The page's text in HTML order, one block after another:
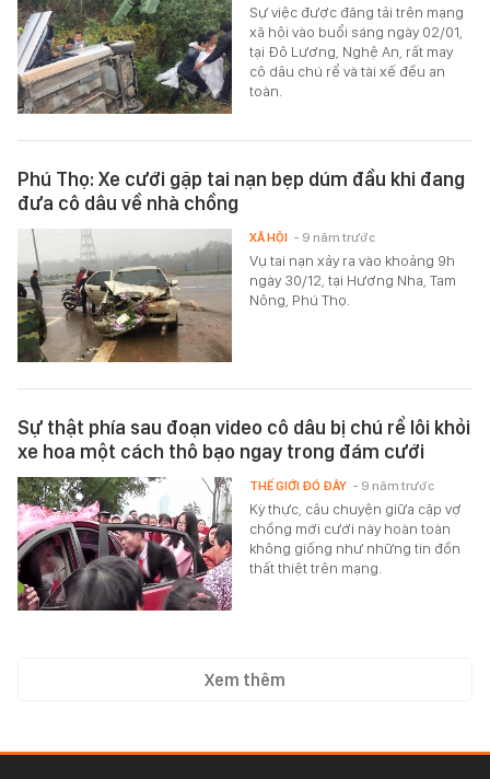
Sự việc được đăng tải trên mạng
xã hội vào buổi sáng ngày 02/01,
tại Đô Lương, Nghệ An, rất may
cô dâu chú rể và tài xế đều an
toàn.
Phú Thọ: Xe cưới gặp tai nạn bẹp dúm đầu khi đang
đưa cô dâu về nhà chồng
Vụ tai nạn xảy ra vào khoảng 9h
ngày 30/12, tại Hương Nha, Tam
Nông, Phú Thọ.
XÃ HỘI - 9 năm trước
Sự thật phía sau đoạn video cô dâu bị chú rể lôi khỏi
xe hoa một cách thô bạo ngay trong đám cưới
Kỳ thực, câu chuyện giữa cặp vợ
chồng mới cưới này hoàn toàn
không giống như những tin đồn
thất thiệt trên mạng.
THẾ GIỚI ĐÓ ĐÂY - 9 năm trước
Xem thêm